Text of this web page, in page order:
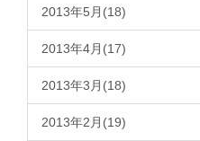
2013年5月(18)
2013年4月(17)
2013年3月(18)
2013年2月(19)